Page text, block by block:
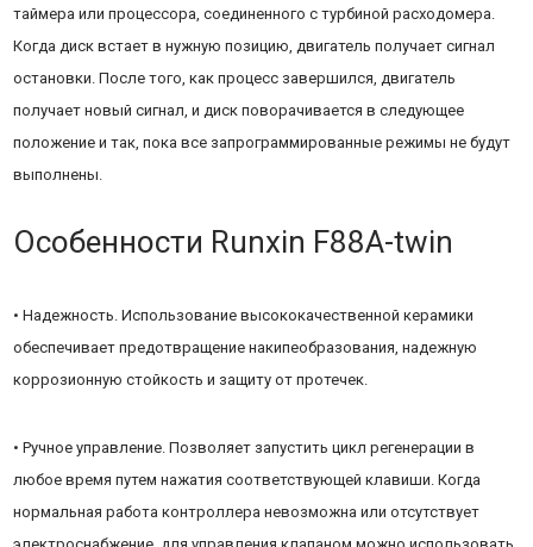
таймера или процессора, соединенного с турбиной расходомера.
Когда диск встает в нужную позицию, двигатель получает сигнал
остановки. После того, как процесс завершился, двигатель
получает новый сигнал, и диск поворачивается в следующее
положение и так, пока все запрограммированные режимы не будут
выполнены.
Особенности Runxin F88A-twin
• Надежность. Использование высококачественной керамики
обеспечивает предотвращение накипеобразования, надежную
коррозионную стойкость и защиту от протечек.
• Ручное управление. Позволяет запустить цикл регенерации в
любое время путем нажатия соответствующей клавиши. Когда
нормальная работа контроллера невозможна или отсутствует